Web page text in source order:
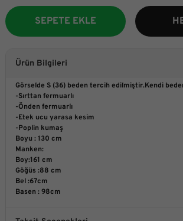
SEPETE EKLE
Ürün Bilgileri
Görselde S (36) beden tercih edilmiştir.Kendi
-Sırttan fermuarlı
-Önden fermuarlı
-Etek ucu yarasa kesim
-Poplin kumaş
Boyu : 130 cm
Manken:
Boy:161 cm
Göğüs :88 cm
Bel :67cm
Basen : 98cm